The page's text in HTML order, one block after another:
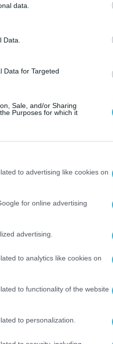
data.
Data for Targeted
Sale, and/or Sharing
Purposes for which it
to advertising like cookies on
for online advertising
advertising.
to analytics like cookies on
to functionality of the website
to personalization.
Το όραμά μας
καταστήσουμε την
της Ελλάδας να
μεγάλη
ικανοποίησή
στις
των Ευρωπαϊκών
ο Κώστας
τότε
της ναυτιλίας,
το μεγάλο
ήταν ο
χωρών. Σε αυτό
μας να προχωρήσει
την άλλη, κεντρικό
οι ελληνικές
τομέα,